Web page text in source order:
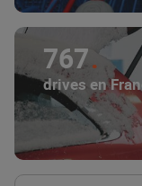
767
drives en